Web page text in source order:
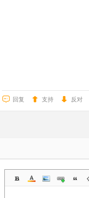
回复 支持 反对